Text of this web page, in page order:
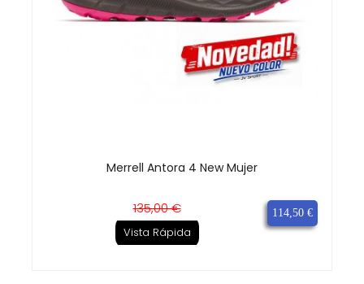
Merrell Antora 4 New Mujer
Precio
base
135,00 €Precio 114,50 €
Vista Rápida